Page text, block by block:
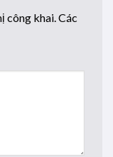
công khai.Các